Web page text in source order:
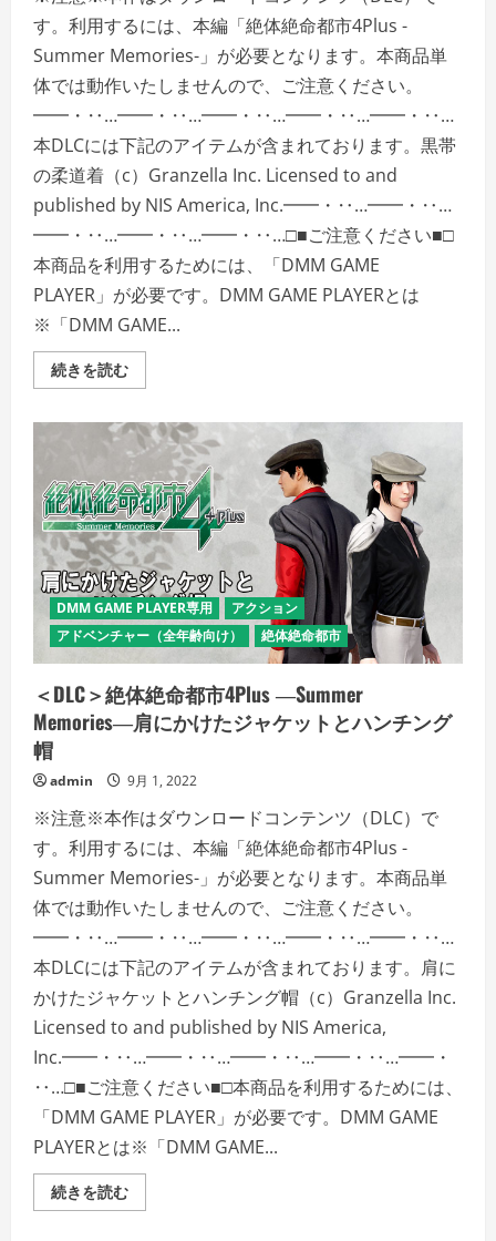
す。利用するには、本編「絶体絶命都市4Plus -
Summer Memories-」が必要となります。本商品単
体では動作いたしませんので、ご注意ください。
━━・‥…━━・‥…━━・‥…━━・‥…━━・‥…
本DLCには下記のアイテムが含まれております。黒帯
の柔道着（c）Granzella Inc. Licensed to and
published by NIS America, Inc.━━・‥…━━・‥…
━━・‥…━━・‥…━━・‥…□■ご注意ください■□
本商品を利用するためには、「DMM GAME
PLAYER」が必要です。DMM GAME PLAYERとは
※「DMM GAME...
続きを読む＜
DLC
体
絶
命
都
市
4Plus
―Summer
Memories―
黒
帯
の
柔
道
着
の
詳
を
ご
覧
さ
い
DMM GAME PLAYER専用
アクション
アドベンチャー（全年齢向け）
絶体絶命都市
＜DLC＞絶体絶命都市4Plus ―Summer
Memories―肩にかけたジャケットとハンチング
帽
admin 9月 1, 2022
※注意※本作はダウンロードコンテンツ（DLC）で
す。利用するには、本編「絶体絶命都市4Plus -
Summer Memories-」が必要となります。本商品単
体では動作いたしませんので、ご注意ください。
━━・‥…━━・‥…━━・‥…━━・‥…━━・‥…
本DLCには下記のアイテムが含まれております。肩に
かけたジャケットとハンチング帽（c）Granzella Inc.
Licensed to and published by NIS America,
Inc.━━・‥…━━・‥…━━・‥…━━・‥…━━・
‥…□■ご注意ください■□本商品を利用するためには、
「DMM GAME PLAYER」が必要です。DMM GAME
PLAYERとは※「DMM GAME...
続きを読む＜
DLC